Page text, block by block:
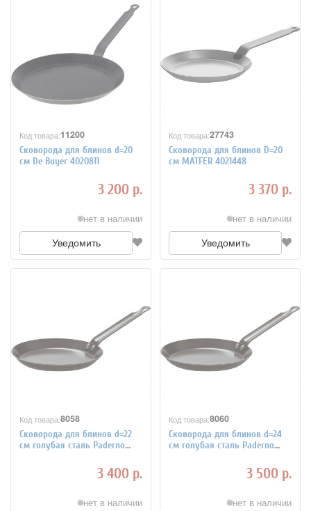
Код товара:11200
Сковорода для блинов d=20
см De Buyer 4020811
3 200 р.
нет в наличии
Уведомить
Код товара:27743
Сковорода для блинов D=20
см MATFER 4021448
3 370 р.
нет в наличии
Уведомить
Код товара:8058
Сковорода для блинов d=22
см голубая сталь Paderno
3 400 р.
нет в наличии
Код товара:8060
Сковорода для блинов d=24
см голубая сталь Paderno
3 500 р.
нет в наличии